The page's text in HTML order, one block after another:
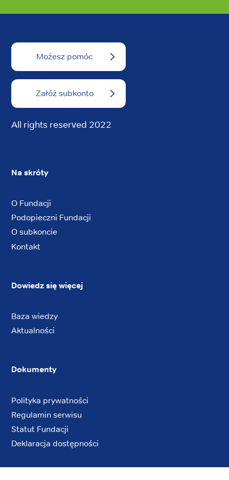
Możesz pomóc
Załóż subkonto
All rights reserved 2022
Na skróty
O Fundacji
Podopieczni Fundacji
O subkoncie
Kontakt
Dowiedz się więcej
Baza wiedzy
Aktualności
Dokumenty
Polityka prywatności
Regulamin serwisu
Statut Fundacji
Deklaracja dostępności